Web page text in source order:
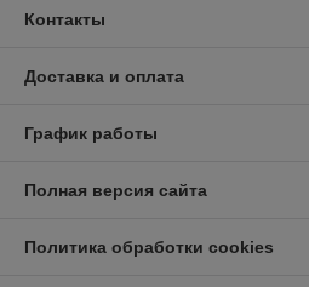
Контакты
Доставка и оплата
График работы
Полная версия сайта
Политика обработки cookies